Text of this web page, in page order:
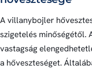
A villanybojler
szigetelés minőségétől.
vastagság
a hőveszteséget.